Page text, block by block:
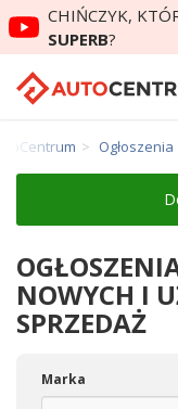
CHIŃCZYK,
SUPERB?
Ogłoszenia
NOWYCH I
SPRZEDAŻ
Marka